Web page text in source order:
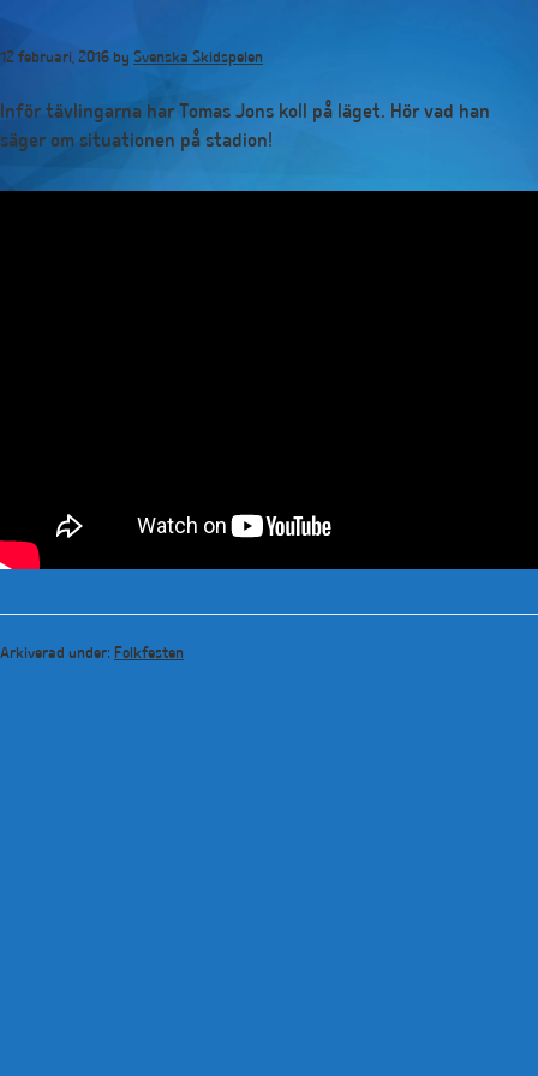
huvudinnehåll
12 februari, 2016 by Svenska Skidspelen
Inför tävlingarna har Tomas Jons koll på läget. Hör vad han
säger om situationen på stadion!
Arkiverad under:Folkfesten